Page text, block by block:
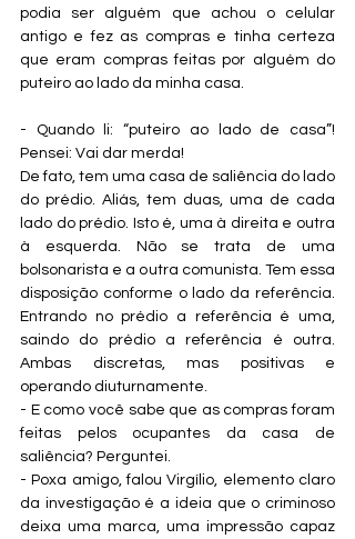
podia ser alguém que achou o celular
antigo e fez as compras e tinha certeza
que eram compras feitas por alguém do
puteiro ao lado da minha casa.
- Quando li: “puteiro ao lado de casa”!
Pensei: Vai dar merda!
De fato, tem uma casa de saliência do lado
do prédio. Aliás, tem duas, uma de cada
lado do prédio. Isto é, uma à direita e outra
à esquerda. Não se trata de uma
bolsonarista e a outra comunista. Tem essa
disposição conforme o lado da referência.
Entrando no prédio a referência é uma,
saindo do prédio a referência é outra.
Ambas discretas, mas positivas e
operando diuturnamente.
- E como você sabe que as compras foram
feitas pelos ocupantes da casa de
saliência? Perguntei.
- Poxa amigo, falou Virgílio, elemento claro
da investigação é a ideia que o criminoso
deixa uma marca, uma impressão capaz